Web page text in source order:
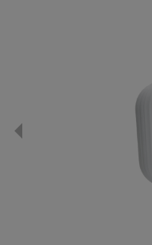
Type 2 or more